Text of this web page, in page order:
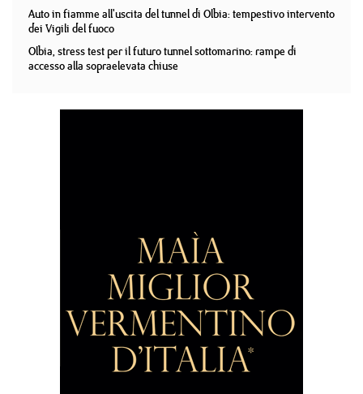
Auto in fiamme all'uscita del tunnel di Olbia: tempestivo intervento
dei Vigili del fuoco
Olbia, stress test per il futuro tunnel sottomarino: rampe di
accesso alla sopraelevata chiuse